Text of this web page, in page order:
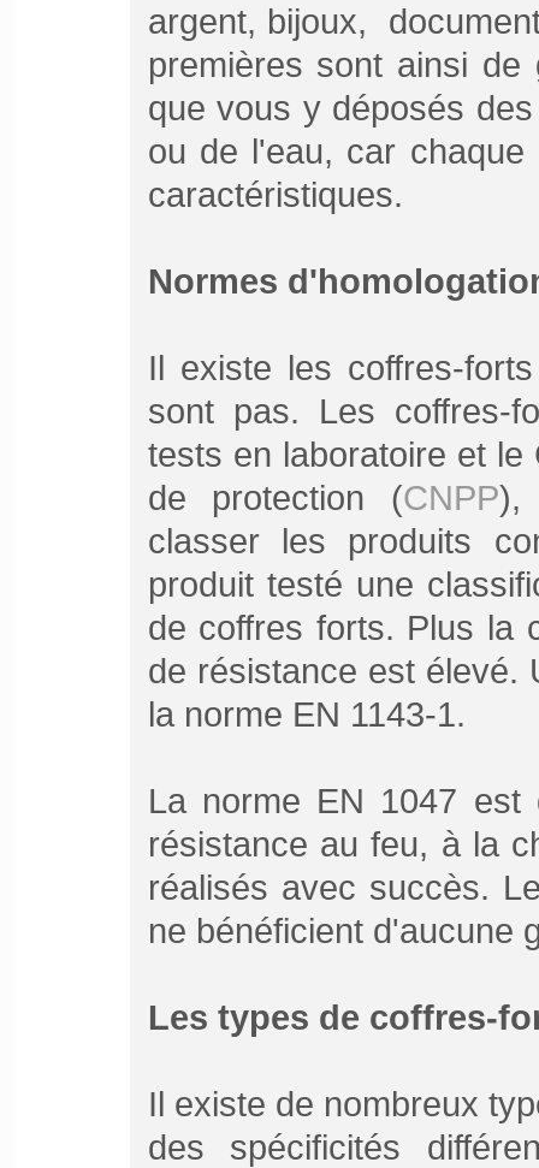
argent, bijoux,
premières sont ainsi
que vous y déposés
ou de l'eau, car
caractéristiques.
Normes
Il existe les coffres-
sont pas. Les coffres-
tests en laboratoire et le
de protection (CNPP),
classer les produits
produit testé une
de coffres forts. Plus la
de résistance est élevé.
la norme EN 1143-1.
La norme EN 1047
résistance au feu, à la
réalisés avec succès.
ne bénéficient d'aucune
Les types de coffres-
Il existe de nombreux
des spécificités